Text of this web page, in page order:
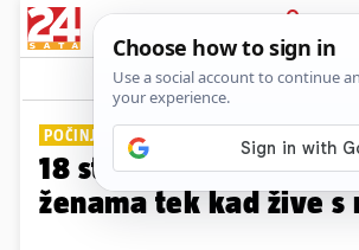
PRIJAVA
Galerija
POČINJU IH SHVAĆATI
18 stvari koje
ženama tek kad žive s